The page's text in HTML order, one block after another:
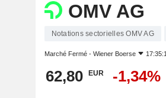
OMV AG
Notations sectorielles OMV AG
Marché Fermé - Wiener Boerse
62,80 EUR -1,34%